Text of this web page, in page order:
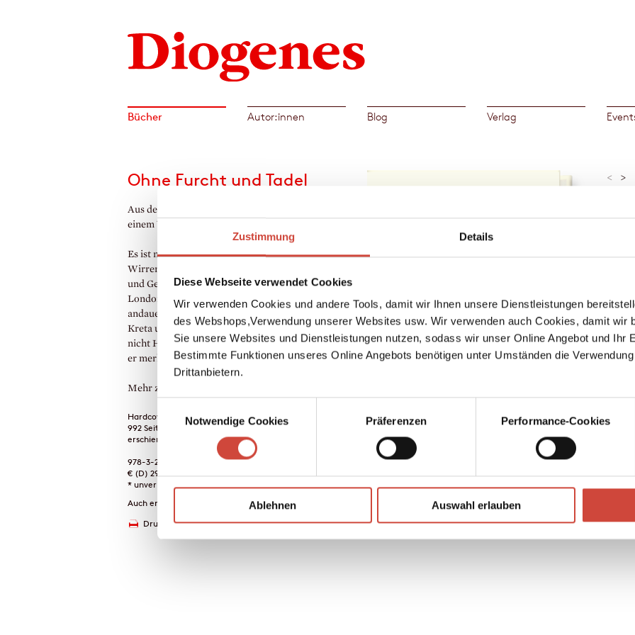
Zustimmung Details
Diese Webseite verwendet Cookies
Wir verwenden Cookies und andere Tools, damit wir Ihnen unsere Dienstleistungen
des Webshops,Verwendung unserer Websites usw. Wir verwenden auch Cookies, damit wir
Sie unsere Websites und Dienstleistungen nutzen, sodass wir unser Online Angebot und Ihr
Bestimmte Funktionen unseres Online Angebots benötigen unter Umständen die
Drittanbietern.
Notwendige Cookies
Präferenzen Performance-Cookies
Ablehnen Auswahl erlauben
Bücher Autor:innen Blog Verlag
Download Bilddatei
Ohne Furcht und Tadel
Aus dem Englischen von Werner Peterich. Mit
einem Vorwort des Autors
Es ist nicht leicht für Guy Crouchback, in den
Wirren des Zweiten Weltkriegs Offizier zu sein
und Gentleman zu bleiben – besonders in
London, wo ihm seine flatterhafte Exfrau
andauernd über den Weg läuft. An der Front, auf
Kreta und in Jugoslawien, entdeckt er in sich
nicht Heldentum, sondern Menschlichkeit. Und
er merkt: Auch Siege kann man verlieren.
Mehr zum Inhalt
Hardcover Leinen
992 Seiten
erschienen am 23. März 2016
978-3-257-06965-5
€ (D) 29.00 / sFr 39.00* / € (A) 29.90
* unverb. Preisempfehlung
Auch erhältlich als
Drucken
< >